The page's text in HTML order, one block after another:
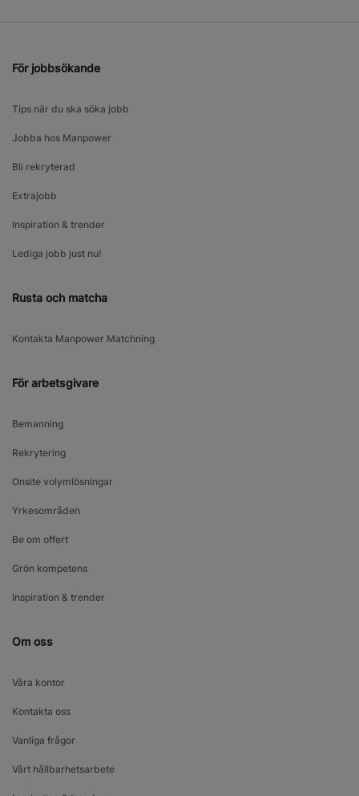
För jobbsökande
Tips när du ska söka jobb
Jobba hos Manpower
Bli rekryterad
Extrajobb
Inspiration & trender
Lediga jobb just nu!
Rusta och matcha
Kontakta Manpower Matchning
För arbetsgivare
Bemanning
Rekrytering
Onsite volymlösningar
Yrkesområden
Be om offert
Grön kompetens
Inspiration & trender
Om oss
Våra kontor
Kontakta oss
Vanliga frågor
Vårt hållbarhetsarbete